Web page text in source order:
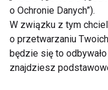
o Ochronie Danych”).
W związku z tym
o przetwarzaniu
będzie się to
znajdziesz